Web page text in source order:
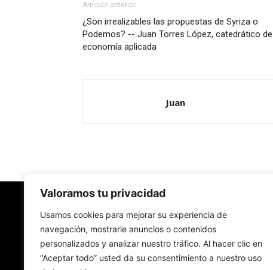
Valoramos tu privacidad
Usamos cookies para mejorar su experiencia de
navegación, mostrarle anuncios o contenidos
personalizados y analizar nuestro tráfico. Al hacer clic en
“Aceptar todo” usted da su consentimiento a nuestro uso
Artículo anterior
¿Son irrealizables las propuestas de Syriza o
Podemos? -- Juan Torres López, catedrático de
economía aplicada
Juan
Redes Cristianas
Una mirada alternativa sobre la Iglesia católica y la